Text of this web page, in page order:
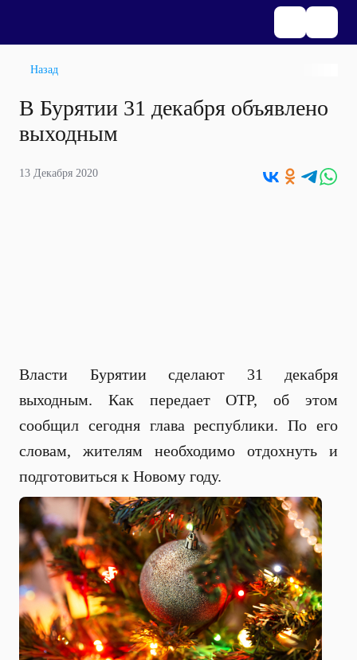
Назад
В Бурятии 31 декабря объявлено
выходным
13 Декабря 2020
Власти Бурятии сделают 31 декабря
выходным. Как передает ОТР, об этом
сообщил сегодня глава республики. По его
словам, жителям необходимо отдохнуть и
подготовиться к Новому году.